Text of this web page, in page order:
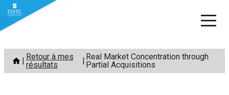
Aller
contenu
Retour à mes
résultats
Real Market Concentration through
Partial Acquisitions